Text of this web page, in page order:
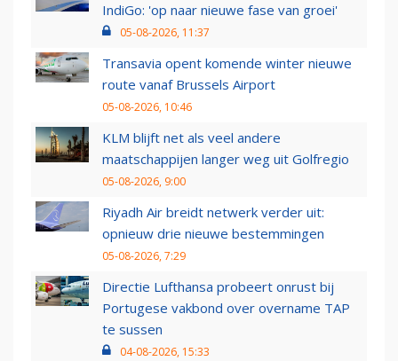
IndiGo: 'op naar nieuwe fase van groei'
05-08-2026, 11:37
Transavia opent komende winter nieuwe
route vanaf Brussels Airport
05-08-2026, 10:46
KLM blijft net als veel andere
maatschappijen langer weg uit Golfregio
05-08-2026, 9:00
Riyadh Air breidt netwerk verder uit:
opnieuw drie nieuwe bestemmingen
05-08-2026, 7:29
Directie Lufthansa probeert onrust bij
Portugese vakbond over overname TAP
te sussen
04-08-2026, 15:33